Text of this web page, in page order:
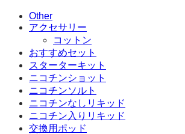
Other
アクセサリー
コットン
おすすめセット
スターターキット
ニコチンショット
ニコチンソルト
ニコチンなしリキッド
ニコチン入りリキッド
交換用ポッド